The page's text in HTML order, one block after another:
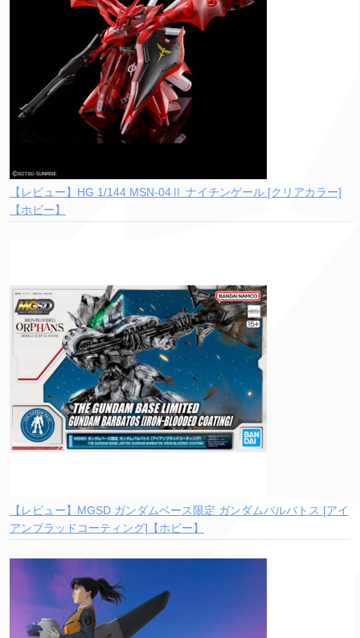
【レビュー】HG 1/144 MSN-04Ⅱ ナイチンゲール [クリアカラー]
【ホビー】
【レビュー】MGSD ガンダムベース限定 ガンダムバルバトス [アイ
アンブラッドコーティング]【ホビー】